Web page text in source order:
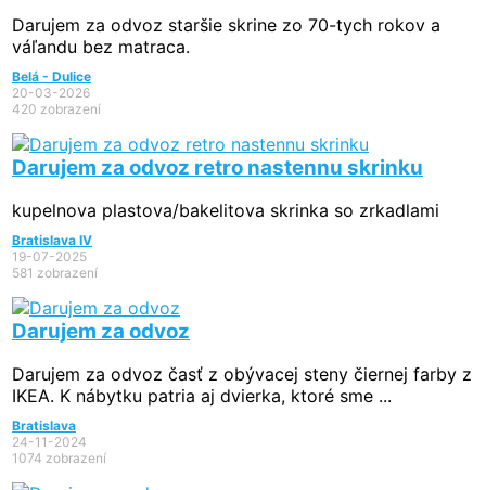
Darujem za odvoz staršie skrine zo 70-tych rokov a
váľandu bez matraca.
Belá - Dulice
20-03-2026
420 zobrazení
Darujem za odvoz retro nastennu skrinku
kupelnova plastova/bakelitova skrinka so zrkadlami
Bratislava IV
19-07-2025
581 zobrazení
Darujem za odvoz
Darujem za odvoz časť z obývacej steny čiernej farby z
IKEA. K nábytku patria aj dvierka, ktoré sme ...
Bratislava
24-11-2024
1074 zobrazení